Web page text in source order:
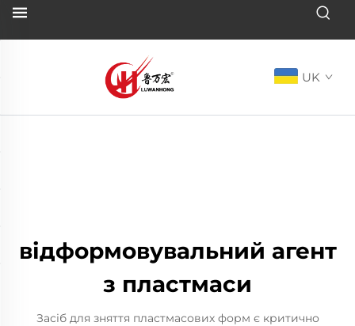
UK
відформовувальний агент
з пластмаси
Засіб для зняття пластмасових форм є критично